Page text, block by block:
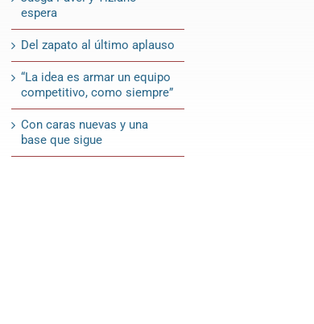
espera
Del zapato al último aplauso
“La idea es armar un equipo
competitivo, como siempre”
Con caras nuevas y una
base que sigue